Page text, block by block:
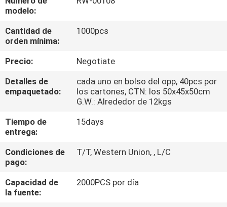
DE
CALIDAD
MAPA
DEL
SITIO
PRIVACY
modelo:
Cantidad de
orden mínima:
1000pcs
Precio:
Negotiate
Detalles de
empaquetado:
cada uno en bolso del opp, 40pcs por
los cartones, CTN: los 50x45x50cm
G.W.: Alrededor de 12kgs
Tiempo de
entrega:
15days
Condiciones de
pago:
T/T, Western Union, , L/C
Capacidad de
la fuente:
2000PCS por día